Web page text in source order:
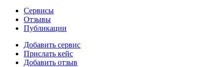
Сервисы
Отзывы
Публикации
Добавить сервис
Прислать кейс
Добавить отзыв